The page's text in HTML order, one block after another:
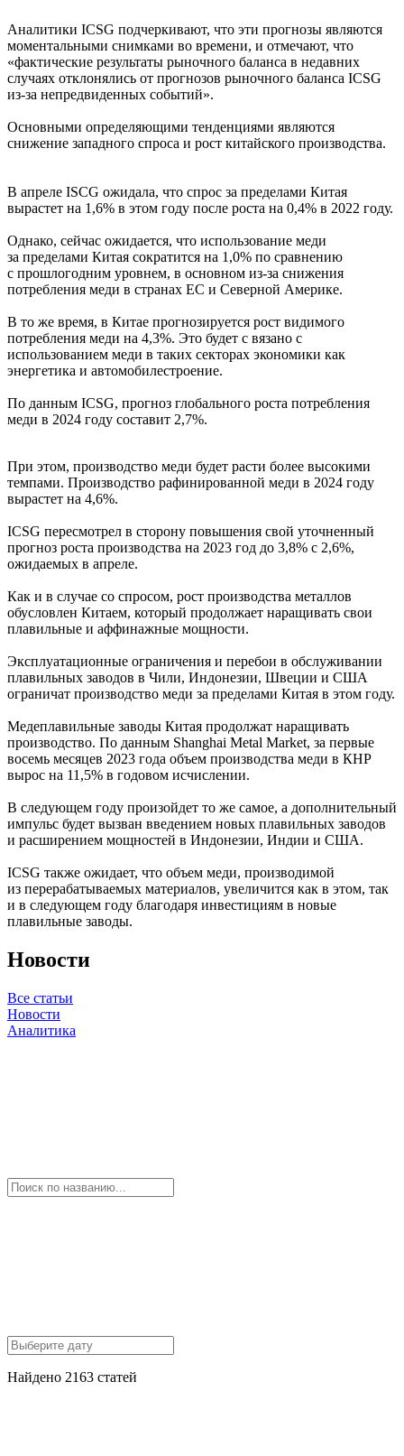
Аналитики ICSG подчеркивают, что эти прогнозы являются
моментальными снимками во времени, и отмечают, что
«фактические результаты рыночного баланса в недавних
случаях отклонялись от прогнозов рыночного баланса ICSG
из-за непредвиденных событий».
Основными определяющими тенденциями являются
снижение западного спроса и рост китайского производства.
В апреле ISCG ожидала, что спрос за пределами Китая
вырастет на 1,6% в этом году после роста на 0,4% в 2022 году.
Однако, сейчас ожидается, что использование меди
за пределами Китая сократится на 1,0% по сравнению
с прошлогодним уровнем, в основном из-за снижения
потребления меди в странах ЕС и Северной Америке.
В то же время, в Китае прогнозируется рост видимого
потребления меди на 4,3%. Это будет с вязано с
использованием меди в таких секторах экономики как
энергетика и автомобилестроение.
По данным ICSG, прогноз глобального роста потребления
меди в 2024 году составит 2,7%.
При этом, производство меди будет расти более высокими
темпами. Производство рафинированной меди в 2024 году
вырастет на 4,6%.
ICSG пересмотрел в сторону повышения свой уточненный
прогноз роста производства на 2023 год до 3,8% с 2,6%,
ожидаемых в апреле.
Как и в случае со спросом, рост производства металлов
обусловлен Китаем, который продолжает наращивать свои
плавильные и аффинажные мощности.
Эксплуатационные ограничения и перебои в обслуживании
плавильных заводов в Чили, Индонезии, Швеции и США
ограничат производство меди за пределами Китая в этом году.
Медеплавильные заводы Китая продолжат наращивать
производство. По данным Shanghai Metal Market, за первые
восемь месяцев 2023 года объем производства меди в КНР
вырос на 11,5% в годовом исчислении.
В следующем году произойдет то же самое, а дополнительный
импульс будет вызван введением новых плавильных заводов
и расширением мощностей в Индонезии, Индии и США.
ICSG также ожидает, что объем меди, производимой
из перерабатываемых материалов, увеличится как в этом, так
и в следующем году благодаря инвестициям в новые
плавильные заводы.
Новости
Все статьи
Новости
Аналитика
Найдено 2163 статей